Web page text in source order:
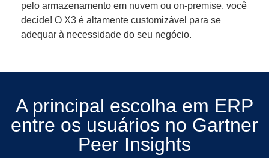
pelo armazenamento em nuvem ou on-premise, você
decide! O X3 é altamente customizável para se
adequar à necessidade do seu negócio.
A principal escolha em ERP
entre os usuários no Gartner
Peer Insights